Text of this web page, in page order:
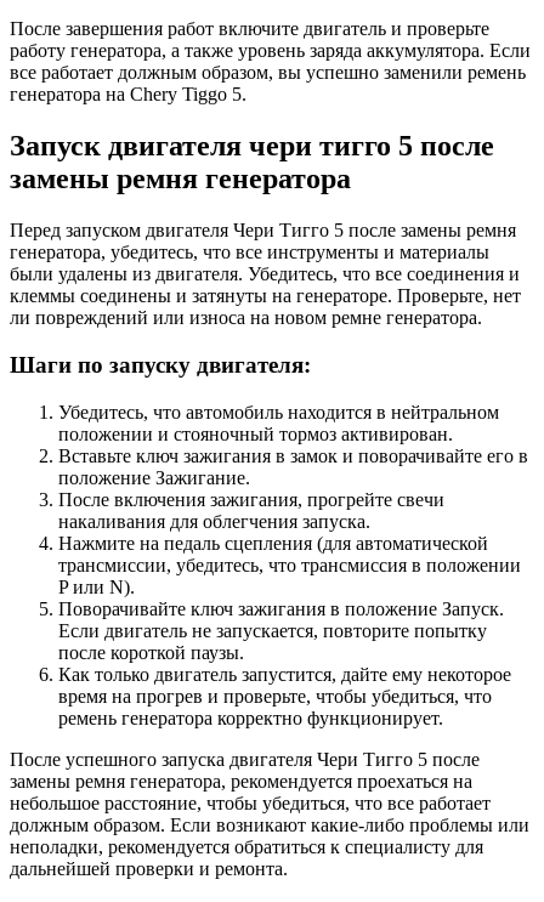
После завершения работ включите двигатель и проверьте
работу генератора, а также уровень заряда аккумулятора. Если
все работает должным образом, вы успешно заменили ремень
генератора на Chery Tiggo 5.
Запуск двигателя чери тигго 5 после
замены ремня генератора
Перед запуском двигателя Чери Тигго 5 после замены ремня
генератора, убедитесь, что все инструменты и материалы
были удалены из двигателя. Убедитесь, что все соединения и
клеммы соединены и затянуты на генераторе. Проверьте, нет
ли повреждений или износа на новом ремне генератора.
Шаги по запуску двигателя:
Убедитесь, что автомобиль находится в нейтральном
положении и стояночный тормоз активирован.
Вставьте ключ зажигания в замок и поворачивайте его в
положение Зажигание.
После включения зажигания, прогрейте свечи
накаливания для облегчения запуска.
Нажмите на педаль сцепления (для автоматической
трансмиссии, убедитесь, что трансмиссия в положении
P или N).
Поворачивайте ключ зажигания в положение Запуск.
Если двигатель не запускается, повторите попытку
после короткой паузы.
Как только двигатель запустится, дайте ему некоторое
время на прогрев и проверьте, чтобы убедиться, что
ремень генератора корректно функционирует.
После успешного запуска двигателя Чери Тигго 5 после
замены ремня генератора, рекомендуется проехаться на
небольшое расстояние, чтобы убедиться, что все работает
должным образом. Если возникают какие-либо проблемы или
неполадки, рекомендуется обратиться к специалисту для
дальнейшей проверки и ремонта.